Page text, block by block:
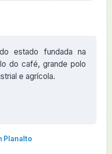
estado fundada na
do café, grande polo
e agrícola.
Planalto